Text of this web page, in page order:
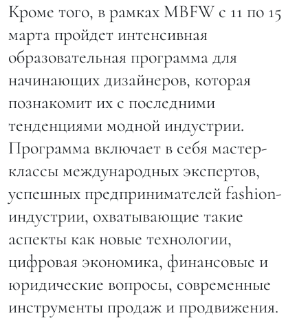
Кроме того, в рамках MBFW с 11 по 15
марта пройдет интенсивная
образовательная программа для
начинающих дизайнеров, которая
познакомит их с последними
тенденциями модной индустрии.
Программа включает в себя мастер-
классы международных экспертов,
успешных предпринимателей fashion-
индустрии, охватывающие такие
аспекты как новые технологии,
цифровая экономика, финансовые и
юридические вопросы, современные
инструменты продаж и продвижения.